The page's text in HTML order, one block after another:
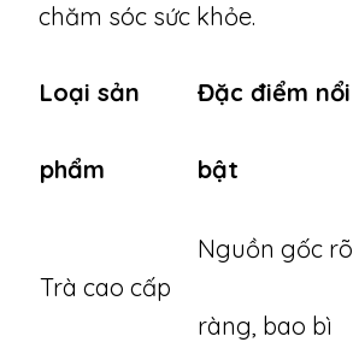
chăm sóc sức khỏe.
Loại sản
phẩm
Đặc điểm nổi
bật
Trà cao cấp
Nguồn gốc rõ
ràng, bao bì